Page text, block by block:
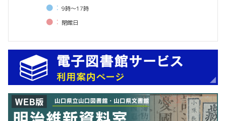
●： 9時〜17時
●： 閉館⽇